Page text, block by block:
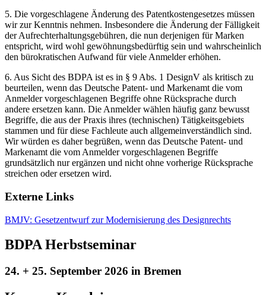
5. Die vorgeschlagene Änderung des Patentkostengesetzes müssen
wir zur Kenntnis nehmen. Insbesondere die Änderung der Fälligkeit
der Aufrechterhaltungsgebühren, die nun derjenigen für Marken
entspricht, wird wohl gewöhnungsbedürftig sein und wahrscheinlich
den bürokratischen Aufwand für viele Anmelder erhöhen.
6. Aus Sicht des BDPA ist es in § 9 Abs. 1 DesignV als kritisch zu
beurteilen, wenn das Deutsche Patent- und Markenamt die vom
Anmelder vorgeschlagenen Begriffe ohne Rücksprache durch
andere ersetzen kann. Die Anmelder wählen häufig ganz bewusst
Begriffe, die aus der Praxis ihres (technischen) Tätigkeitsgebiets
stammen und für diese Fachleute auch allgemeinverständlich sind.
Wir würden es daher begrüßen, wenn das Deutsche Patent- und
Markenamt die vom Anmelder vorgeschlagenen Begriffe
grundsätzlich nur ergänzen und nicht ohne vorherige Rücksprache
streichen oder ersetzen wird.
Externe Links
BMJV: Gesetzentwurf zur Modernisierung des Designrechts
BDPA Herbstseminar
24. + 25. September 2026 in Bremen